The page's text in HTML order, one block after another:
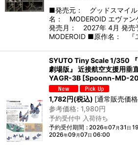
■発売元： グッドスマイ
名： MODEROID エヴァ
発売月： 2027年 4月 発
MODEROID ■原作名： 『
SYUTO Tiny Scale 1/350
劇場版』 近接航空支援用垂
YAGR-3B [Spoonn-MD-
1,782円(税込) [通常販売価格
参考価格: 1,980円
予約受付中 入荷待ち
予約受付期間 : 2026年07月 31日
2026年09月07日 06:00